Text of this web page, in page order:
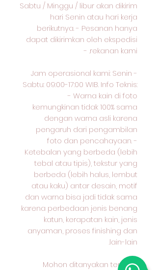
Sabtu / Minggu / libur akan dikirim
hari Senin atau hari kerja
berikutnya. - Pesanan hanya
dapat dikirimkan oleh ekspedisi
rekanan kami. -
Jam operasional kami: Senin -
Sabtu: 09:00-17:00 WIB. Info Teknis:
- Warna kain di foto
kemungkinan tidak 100% sama
dengan warna asli karena
pengaruh dari pengambilan
foto dan pencahayaan. -
Ketebalan yang berbeda (lebih
tebal atau tipis), tekstur yang
berbeda (lebih halus, lembut
atau kaku) antar desain, motif
dan warna bisa jadi tidak sama
karena perbedaan jenis benang
katun, kerapatan kain, jenis
anyaman, proses finishing dan
lain-lain.
Mohon ditanyakan terlebih